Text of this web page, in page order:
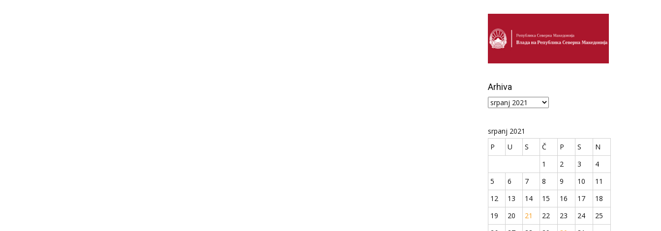
Arhiva
Arhiva
srpanj 2021
P
U S Č P S
N
1
2 3
4
5
6 7 8 9 10
11
12
13 14 15 16 17
18
19
20 21 22 23 24
25